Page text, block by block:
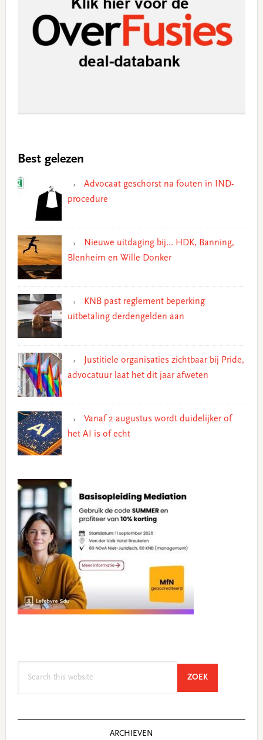
Best gelezen
Advocaat geschorst na fouten in IND-
procedure
Nieuwe uitdaging bij… HDK, Banning,
Blenheim en Wille Donker
KNB past reglement beperking
uitbetaling derdengelden aan
Justitiële organisaties zichtbaar bij Pride,
advocatuur laat het dit jaar afweten
Vanaf 2 augustus wordt duidelijker of
het AI is of echt
ZOEKSEARCH
ARCHIEVEN